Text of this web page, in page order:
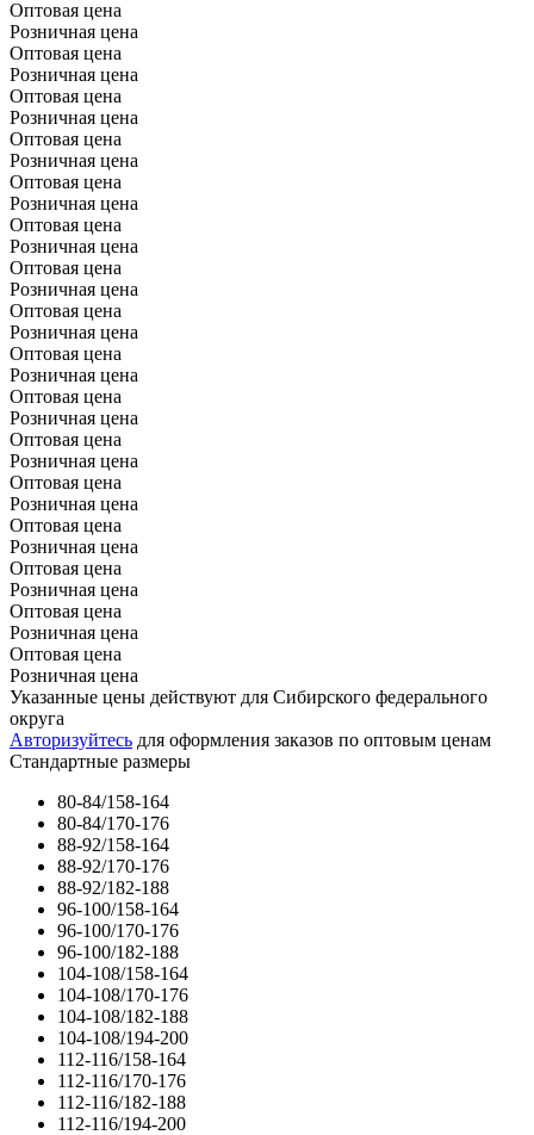
Оптовая цена
Розничная цена
Оптовая цена
Розничная цена
Оптовая цена
Розничная цена
Оптовая цена
Розничная цена
Оптовая цена
Розничная цена
Оптовая цена
Розничная цена
Оптовая цена
Розничная цена
Оптовая цена
Розничная цена
Оптовая цена
Розничная цена
Оптовая цена
Розничная цена
Оптовая цена
Розничная цена
Оптовая цена
Розничная цена
Оптовая цена
Розничная цена
Оптовая цена
Розничная цена
Оптовая цена
Розничная цена
Оптовая цена
Розничная цена
Указанные цены действуют для Сибирского федерального
округа
Авторизуйтесь для оформления заказов по оптовым ценам
Стандартные размеры
80-84/158-164
80-84/170-176
88-92/158-164
88-92/170-176
88-92/182-188
96-100/158-164
96-100/170-176
96-100/182-188
104-108/158-164
104-108/170-176
104-108/182-188
104-108/194-200
112-116/158-164
112-116/170-176
112-116/182-188
112-116/194-200